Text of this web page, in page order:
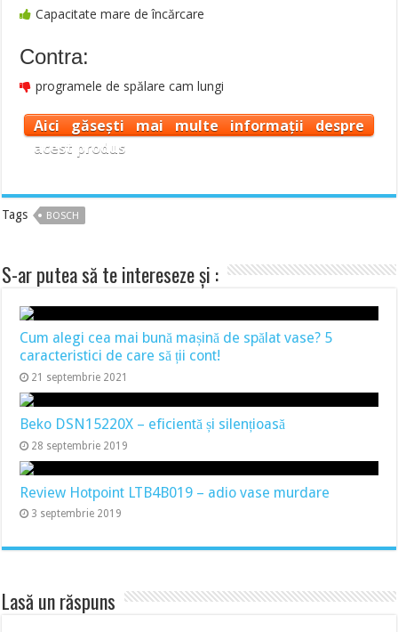
Capacitate mare de încărcare
Contra:
programele de spălare cam lungi
Aici găsești mai multe informații despre
acest produs
Tags BOSCH
S-ar putea să te intereseze și :
Cum alegi cea mai bună mașină de spălat vase? 5
caracteristici de care să ții cont!
21 septembrie 2021
Beko DSN15220X – eficientă și silențioasă
28 septembrie 2019
Review Hotpoint LTB4B019 – adio vase murdare
3 septembrie 2019
Lasă un răspuns